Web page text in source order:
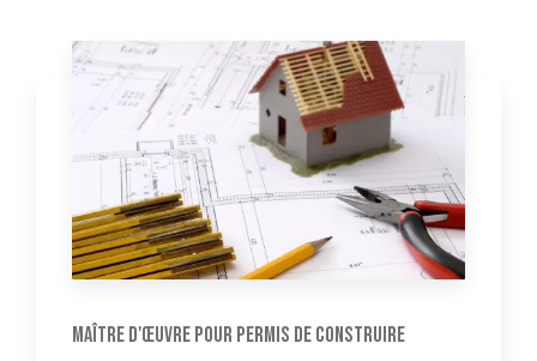
Maître d'œuvre pour permis de construire